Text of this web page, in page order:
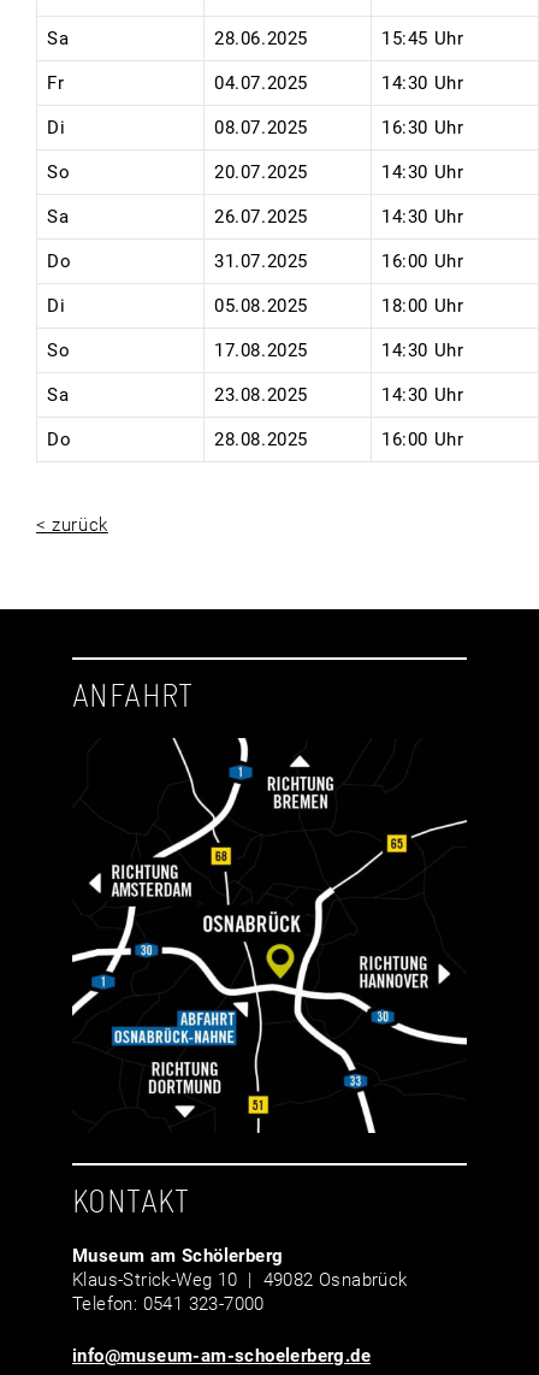
Sa 28.06.2025 15:45 Uhr
Fr 04.07.2025 14:30 Uhr
Di 08.07.2025 16:30 Uhr
So 20.07.2025 14:30 Uhr
Sa 26.07.2025 14:30 Uhr
Do 31.07.2025 16:00 Uhr
Di 05.08.2025 18:00 Uhr
So 17.08.2025 14:30 Uhr
Sa 23.08.2025 14:30 Uhr
Do 28.08.2025 16:00 Uhr
< zurück
ANFAHRT
KONTAKT
Museum am Schölerberg
Klaus-Strick-Weg 10 | 49082 Osnabrück
Telefon: 0541 323-7000
info@museum-am-schoelerberg.de